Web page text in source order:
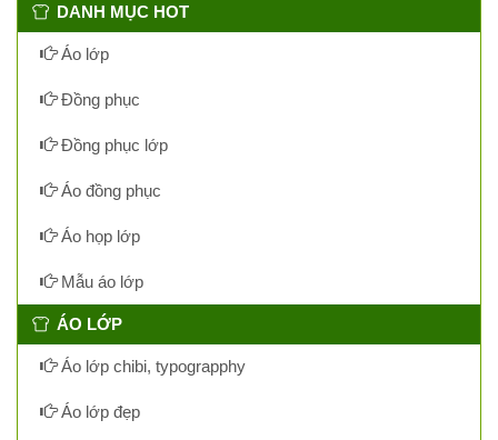
DANH MỤC HOT
Áo lớp
Đồng phục
Đồng phục lớp
Áo đồng phục
Áo họp lớp
Mẫu áo lớp
ÁO LỚP
Áo lớp chibi, typograpphy
Áo lớp đẹp